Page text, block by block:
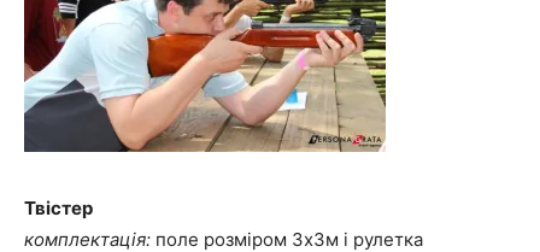
Твістер
комплектація: поле розміром 3х3м і рулетка